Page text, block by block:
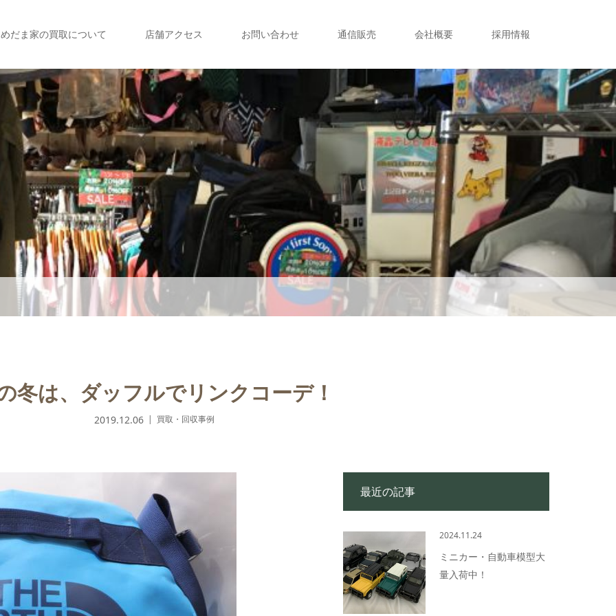
めだま家の買取について 店舗アクセス お問い合わせ 通信販売 会社概要 採用情報
冬は、ダッフルでリンクコーデ！
2019.12.06 買取・回収事例
最近の記事
2024.11.24
ミニカー・自動車模型大
量入荷中！